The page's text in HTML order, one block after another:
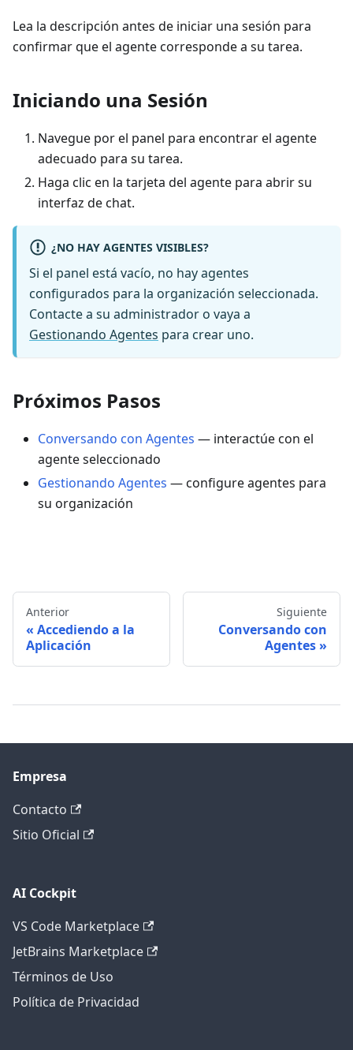
Lea la descripción antes de iniciar una sesión para
confirmar que el agente corresponde a su tarea.
Iniciando una Sesión
Navegue por el panel para encontrar el agente
adecuado para su tarea.
Haga clic en la tarjeta del agente para abrir su
interfaz de chat.
¿NO HAY AGENTES VISIBLES?
Si el panel está vacío, no hay agentes
configurados para la organización seleccionada.
Contacte a su administrador o vaya a
Gestionando Agentes para crear uno.
Próximos Pasos
Conversando con Agentes — interactúe con el
agente seleccionado
Gestionando Agentes — configure agentes para
su organización
Anterior
Accediendo a la
Aplicación
Siguiente
Conversando con
Agentes
Empresa
Contacto
Sitio Oficial
AI Cockpit
VS Code Marketplace
JetBrains Marketplace
Términos de Uso
Política de Privacidad